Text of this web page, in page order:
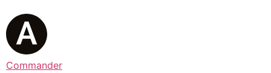
Commander